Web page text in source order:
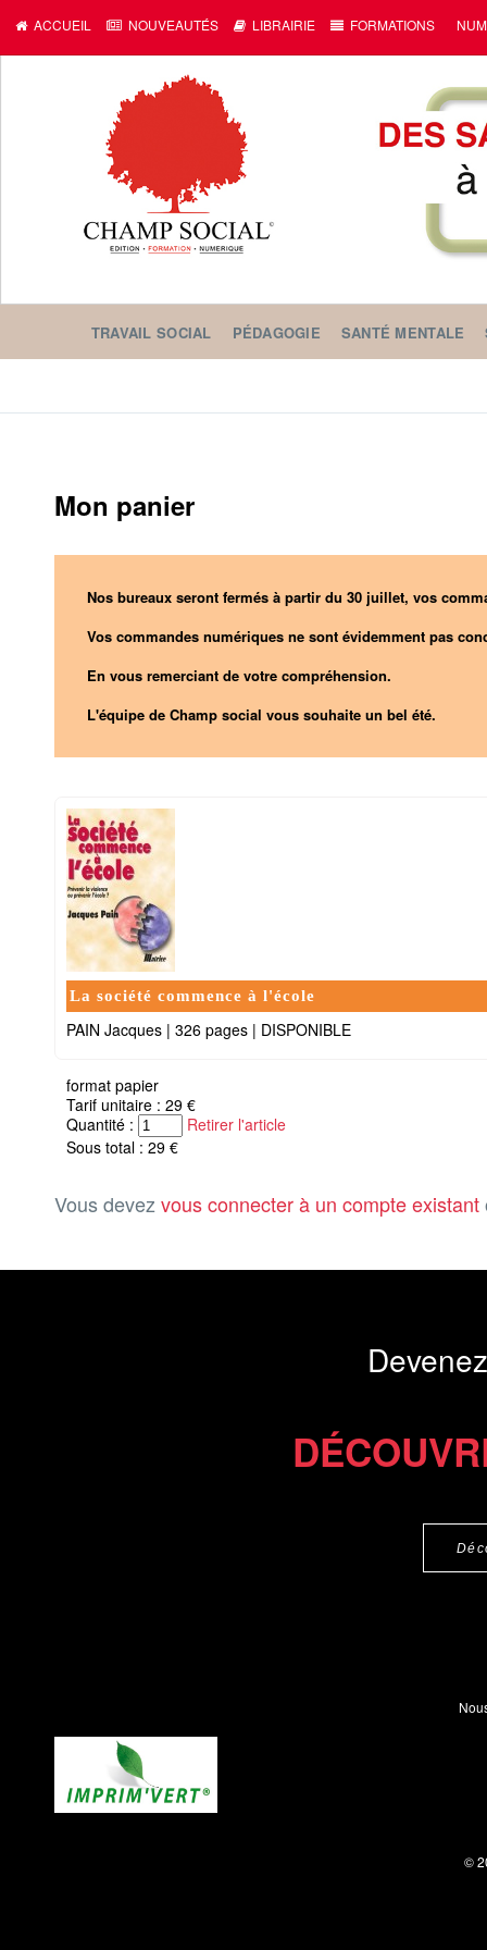
ACCUEIL NOUVEAUTÉS LIBRAIRIE FORMATIONS
TRAVAIL SOCIAL PÉDAGOGIE SANTÉ MENTALE
Mon panier
Nos bureaux seront fermés à partir du 30 juillet, vos
Vos commandes numériques ne sont évidemment pas
En vous remerciant de votre compréhension.
L'équipe de Champ social vous souhaite un bel été.
La société commence à l'école
PAIN Jacques | 326 pages | DISPONIBLE
format papier
Tarif unitaire : 29 €
Quantité :
Retirer l'article
Sous total : 29 €
Vous devez vous connecter à un compte existant
©